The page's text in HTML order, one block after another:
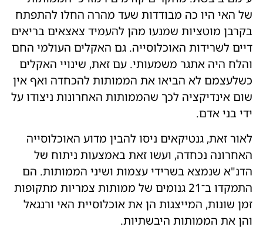
של האי היו כה מבודדות שעד מהרה החלו להתפתח
בקרבן מוטציות שמנעו מהן להעמיד צאצאים בריאים
דיים לשרידות האוכלוסייה. גם האקלים העולמי החם
והלח היה אתגר משמעותי. עם זאת, שינויי האקלים
כשלעצמם לא הביאו את הממותות להכחדה ואף אין
שום אינדיקציה לכך שהממותות האחרונות ניצודו על
ידי בני אדם.
לאור זאת, גנטיקאים ניסו להבין מדוע האוכלוסייה
האחרונה נכחדה, ועשו זאת באמצעות ניתוח של
הדנ"א שנמצא בשרידי עצמות ושיני הממותות. הם
התמקדו ב־21 גנומים של ממותות צמריות מתקופות
זמן שונות, המייצגות הן את אוכלוסיית האי ורנגאל
והן את הממותות היבשתיות.